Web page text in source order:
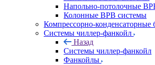
Напольно-потолочные
Колонные ВРВ системы
Компрессорно-конденсаторные
Системы чиллер-фанкойл
Назад
Системы чиллер-фанкойл
Фанкойлы